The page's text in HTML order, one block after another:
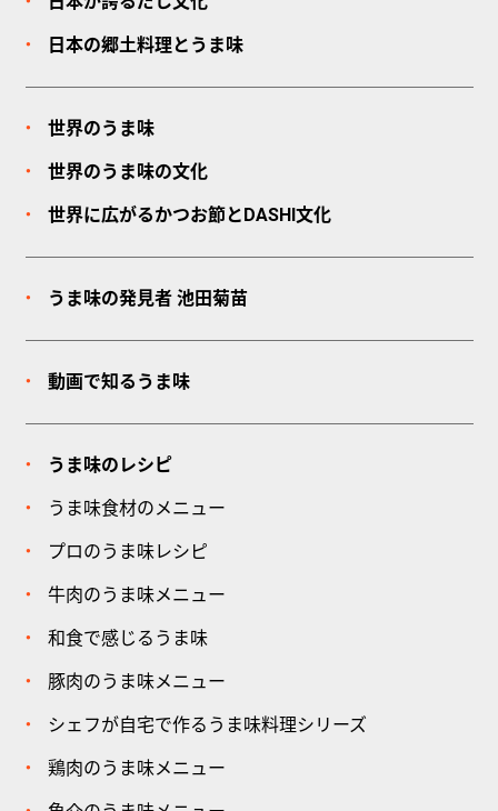
日本の郷土料理とうま味
世界のうま味
世界のうま味の文化
世界に広がるかつお節とDASHI文化
うま味の発見者 池田菊苗
動画で知るうま味
うま味のレシピ
うま味食材のメニュー
プロのうま味レシピ
牛肉のうま味メニュー
和食で感じるうま味
豚肉のうま味メニュー
シェフが自宅で作るうま味料理シリーズ
鶏肉のうま味メニュー